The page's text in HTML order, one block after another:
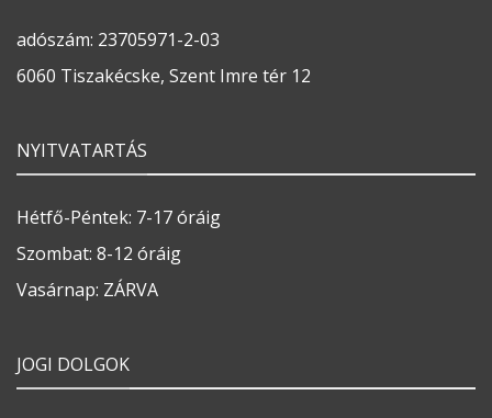
adószám: 23705971-2-03
6060 Tiszakécske, Szent Imre tér 12
NYITVATARTÁS
Hétfő-Péntek: 7-17 óráig
Szombat: 8-12 óráig
Vasárnap: ZÁRVA
JOGI DOLGOK